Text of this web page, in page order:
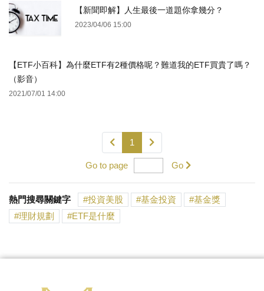
【新聞即解】人生最後一道題你拿幾分？
2023/04/06 15:00
【ETF小百科】為什麼ETF有2種價格呢？難道我的ETF買貴了嗎？
（影音）
2021/07/01 14:00
1
Go to page Go
熱門搜尋關鍵字 投資美股 基金投資
基金獎
理財規劃
ETF是什麼